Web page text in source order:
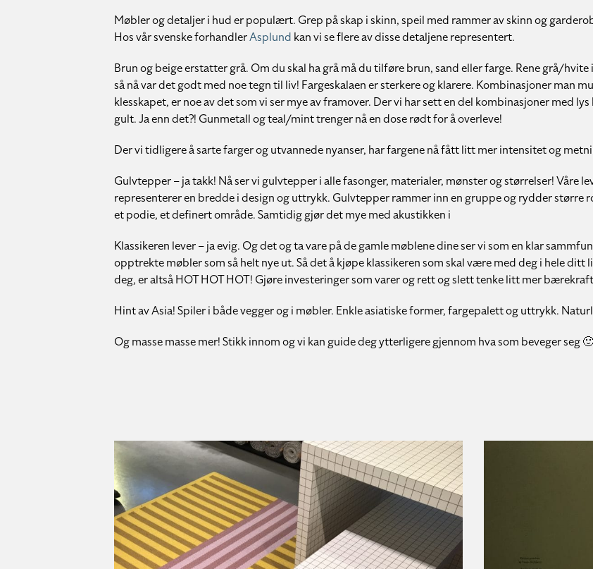
Møbler og detaljer i hud er populært. Grep på skap i skinn, speil med rammer av skinn og
Hos vår svenske forhandlerAsplund kan vi se flere av disse detaljene representert.
Brun og beige erstatter grå. Om du skal ha grå må du tilføre brun, sand eller farge. Rene grå/
så nå var det godt med noe tegn til liv! Fargeskalaen er sterkere og klarere. Kombinasjoner man
klesskapet, er noe av det som vi ser mye av framover. Der vi har sett en del kombinasjoner med
gult. Ja enn det?! Gunmetall og teal/mint trenger nå en dose rødt for å overleve!
Der vi tidligere å sarte farger og utvannede nyanser, har fargene nå fått litt mer intensitet og
Gulvtepper – ja takk! Nå ser vi gulvtepper i alle fasonger, materialer, mønster og størrelser! Våre
representerer en bredde i design og uttrykk. Gulvtepper rammer inn en gruppe og rydder større
et podie, et definert område. Samtidig gjør det mye med akustikken i
Klassikeren lever – ja evig. Og det og ta vare på de gamle møblene dine ser vi som en klar
opptrekte møbler som så helt nye ut. Så det å kjøpe klassikeren som skal være med deg i hele ditt
deg, er altså HOT HOT HOT! Gjøre investeringer som varer og rett og slett tenke litt mer
Hint av Asia! Spiler i både vegger og i møbler. Enkle asiatiske former, fargepalett og uttrykk.
Og masse masse mer! Stikk innom og vi kan guide deg ytterligere gjennom hva som beveger seg 🙂